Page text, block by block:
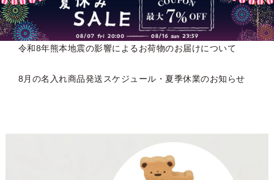
令和8年熊本地震の影響によるお荷物のお届けについて
8月の名入れ商品発送スケジュール・夏季休業のお知らせ